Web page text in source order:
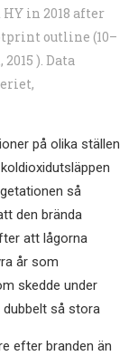
in 2018 after
outline (10–
). Data
på olika ställen
så
den brända
att lågorna
år som
skedde under
dubbelt så stora
efter branden än